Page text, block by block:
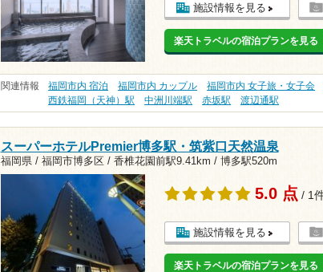
施設情報を見る
楽天トラベルの宿泊プランを見る
関連情報 福岡市内 宿泊 福岡市内 カップル 福岡市内 女子旅・女子会
西鉄福岡（天神）駅
中洲川端駅 赤坂駅 渡辺通駅
スーパーホテルPremier博多駅・筑紫口天然温泉
福岡県 / 福岡市博多区 / 香椎花園前駅9.41km / 博多駅520m
5.0 点 / 1
施設情報を見る
楽天トラベルの宿泊プランを見る